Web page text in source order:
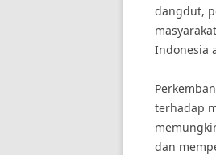
dangdut,
Indonesia
terhadap
dan